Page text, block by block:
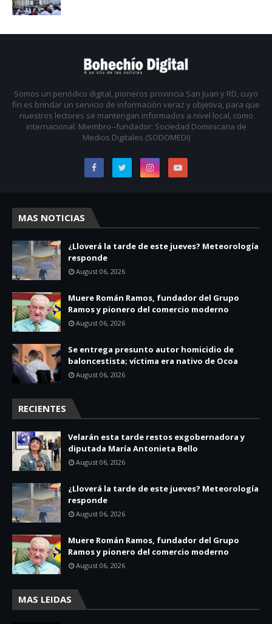
Somos un periódico digital, pioneros provincia San Juan y RD, cuyo
fin es brindar un servicio de información veraz y objetiva, para que
nuestros lectores se mantengan informados a nivel local, como
internacional. Miembro--fundador: Sociedad Dominicana de
Medios Digitales (SODOMEDI)
MAS NOTICIAS
¿Lloverá la tarde de este jueves? Meteorología
responde
August 06, 2026
Muere Román Ramos, fundador del Grupo
Ramos y pionero del comercio moderno
August 06, 2026
Se entrega presunto autor homicidio de
baloncestista; víctima era nativo de Ocoa
August 06, 2026
RECIENTES
Velarán esta tarde restos exgobernadora y
diputada María Antonieta Bello
August 06, 2026
¿Lloverá la tarde de este jueves? Meteorología
responde
August 06, 2026
Muere Román Ramos, fundador del Grupo
Ramos y pionero del comercio moderno
August 06, 2026
MAS LEIDAS